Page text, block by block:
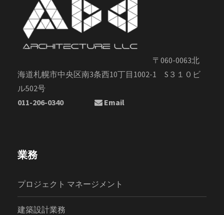
〒060-0063北
海道札幌市中央区南3条西10丁目1002-1 S３１０ビ
ル502号
011-206-0340
Email
業務
プロジェクト マネージメント
建築設計業務